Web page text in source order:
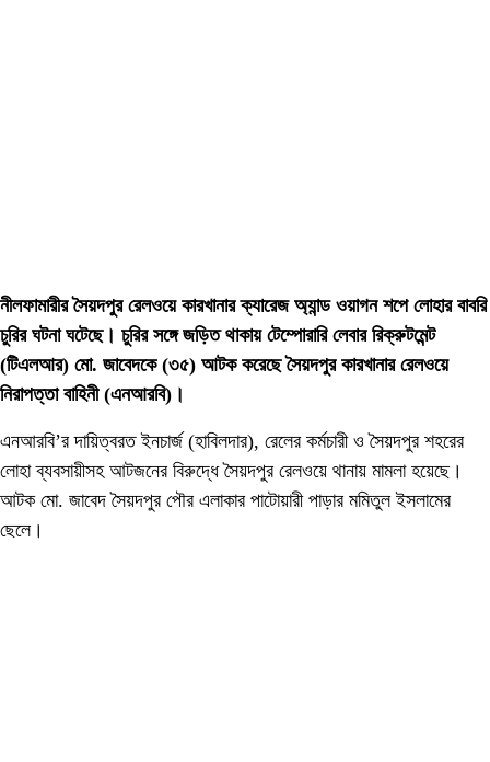
নীলফামারীর সৈয়দপুর রেলওয়ে কারখানার ক্যারেজ অ্যান্ড ওয়াগন শপে লোহার বাবরি
চুরির ঘটনা ঘটেছে। চুরির সঙ্গে জড়িত থাকায় টেম্পোরারি লেবার রিক্রুটমেন্ট
(টিএলআর) মো. জাবেদকে (৩৫) আটক করেছে সৈয়দপুর কারখানার রেলওয়ে
নিরাপত্তা বাহিনী (এনআরবি)।
এনআরবি’র দায়িত্বরত ইনচার্জ (হাবিলদার), রেলের কর্মচারী ও সৈয়দপুর শহরের
লোহা ব্যবসায়ীসহ আটজনের বিরুদ্ধে সৈয়দপুর রেলওয়ে থানায় মামলা হয়েছে।
আটক মো. জাবেদ সৈয়দপুর পৌর এলাকার পাটোয়ারী পাড়ার মমিতুল ইসলামের
ছেলে।